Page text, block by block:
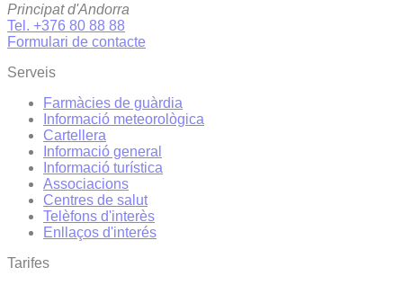
Principat d'Andorra
Tel. +376 80 88 88
Formulari de contacte
Serveis
Farmàcies de guàrdia
Informació meteorològica
Cartellera
Informació general
Informació turística
Associacions
Centres de salut
Telèfons d'interès
Enllaços d'interés
Tarifes